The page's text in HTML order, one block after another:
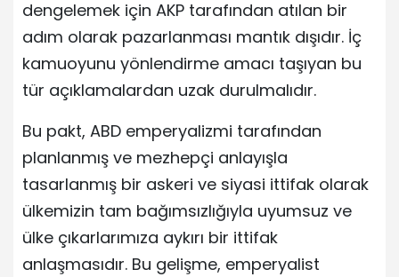
dengelemek için AKP tarafından atılan bir
adım olarak pazarlanması mantık dışıdır. İç
kamuoyunu yönlendirme amacı taşıyan bu
tür açıklamalardan uzak durulmalıdır.
Bu pakt, ABD emperyalizmi tarafından
planlanmış ve mezhepçi anlayışla
tasarlanmış bir askeri ve siyasi ittifak olarak
ülkemizin tam bağımsızlığıyla uyumsuz ve
ülke çıkarlarımıza aykırı bir ittifak
anlaşmasıdır. Bu gelişme, emperyalist